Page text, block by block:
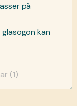
på
kan
(1)